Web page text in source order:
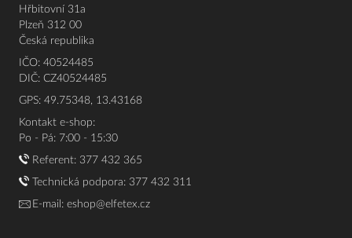
Hřbitovní 31a
Plzeň 312 00
Česká republika
IČO: 40524485
DIČ: CZ40524485
GPS: 49.75348, 13.43168
Kontakt e-shop:
Po - Pá: 7:00 - 15:30
Referent: 377 432 365
Technická podpora: 377 432 311
E-mail: eshop@elfetex.cz